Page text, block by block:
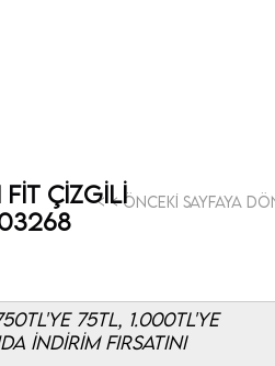
< < Önceki Sayfaya
Fit Çizgili
75TL, 1.000TL'YE
İNDİRİM FIRSATINI